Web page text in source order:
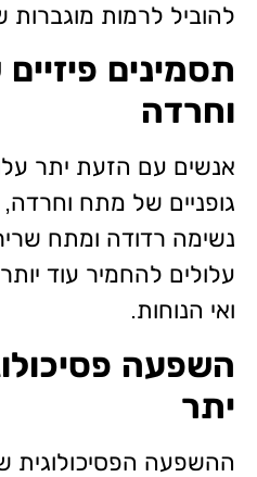
להוביל לרמות
תסמינים
וחרדה
אנשים עם הזעת יתר
גופניים של מתח וחרדה,
נשימה רדודה ומתח
עלולים להחמיר עוד
ואי הנוחות.
השפעה
יתר
ההשפעה הפסיכולוגית